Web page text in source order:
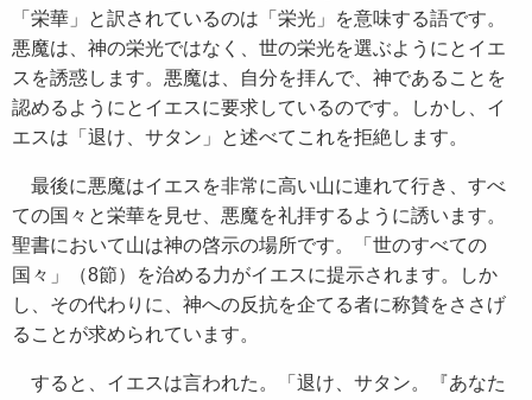
「栄華」と訳されているのは「栄光」を意味する語です。
悪魔は、神の栄光ではなく、世の栄光を選ぶようにとイエ
スを誘惑します。悪魔は、自分を拝んで、神であることを
認めるようにとイエスに要求しているのです。しかし、イ
エスは「退け、サタン」と述べてこれを拒絶します。
最後に悪魔はイエスを非常に高い山に連れて行き、すべ
ての国々と栄華を見せ、悪魔を礼拝するように誘います。
聖書において山は神の啓示の場所です。「世のすべての
国々」（8節）を治める力がイエスに提示されます。しか
し、その代わりに、神への反抗を企てる者に称賛をささげ
ることが求められています。
すると、イエスは言われた。「退け、サタン。『あなた